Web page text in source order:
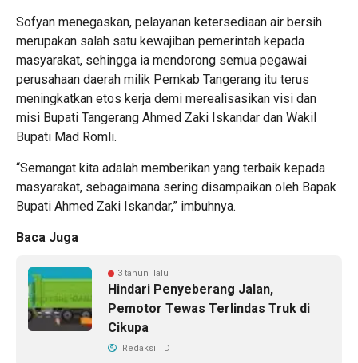
Sofyan menegaskan, pelayanan ketersediaan air bersih
merupakan salah satu kewajiban pemerintah kepada
masyarakat, sehingga ia mendorong semua pegawai
perusahaan daerah milik Pemkab Tangerang itu terus
meningkatkan etos kerja demi merealisasikan visi dan
misi Bupati Tangerang Ahmed Zaki Iskandar dan Wakil
Bupati Mad Romli.
“Semangat kita adalah memberikan yang terbaik kepada
masyarakat, sebagaimana sering disampaikan oleh Bapak
Bupati Ahmed Zaki Iskandar,” imbuhnya.
Baca Juga
3 tahun lalu
Hindari Penyeberang Jalan,
Pemotor Tewas Terlindas Truk di
Cikupa
Redaksi TD